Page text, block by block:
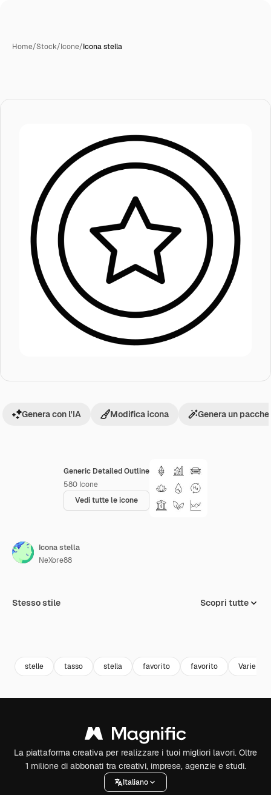
Home/Stock/Icone/Icona stella
Generic Detailed Outline
580 Icone
Vedi tutte le icone
Genera con l'IA Modifica icona Genera un
Icona stella
NeXore88
Stesso stile Scopri tutte
stelle tasso stella favorito favorito Varie
La piattaforma creativa per realizzare i tuoi migliori lavori. Oltre
1 milione di abbonati tra creativi, imprese, agenzie e studi.
Italiano